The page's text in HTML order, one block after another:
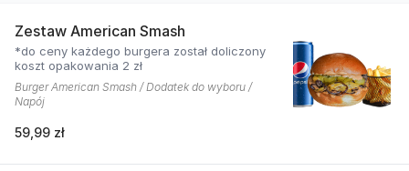
Zestaw American Smash
*do ceny każdego burgera został doliczony
koszt opakowania 2 zł
Burger American Smash / Dodatek do wyboru /
Napój
59,99 zł